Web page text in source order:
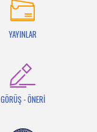
YAYINLAR
GÖRÜŞ - ÖNERİ